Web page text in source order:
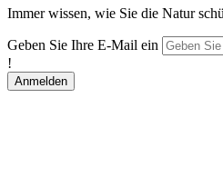
Immer wissen, wie Sie die Natur
Geben Sie Ihre E-Mail ein
!